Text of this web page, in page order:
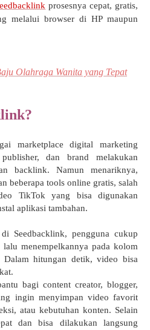
prosesnya cepat, gratis,
melalui browser di HP maupun
Olahraga Wanita yang Tepat
marketplace digital marketing
dan brand melakukan
backlink. Namun menariknya,
beberapa tools online gratis, salah
TikTok yang bisa digunakan
aplikasi tambahan.
Seedbacklink, pengguna cukup
menempelkannya pada kolom
Dalam hitungan detik, video bisa
bagi content creator, blogger,
ingin menyimpan video favorit
atau kebutuhan konten. Selain
dan bisa dilakukan langsung